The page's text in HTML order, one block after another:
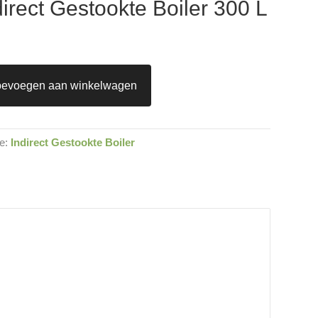
Gestookte Boiler 300 L
aan winkelwagen
Indirect Gestookte Boiler